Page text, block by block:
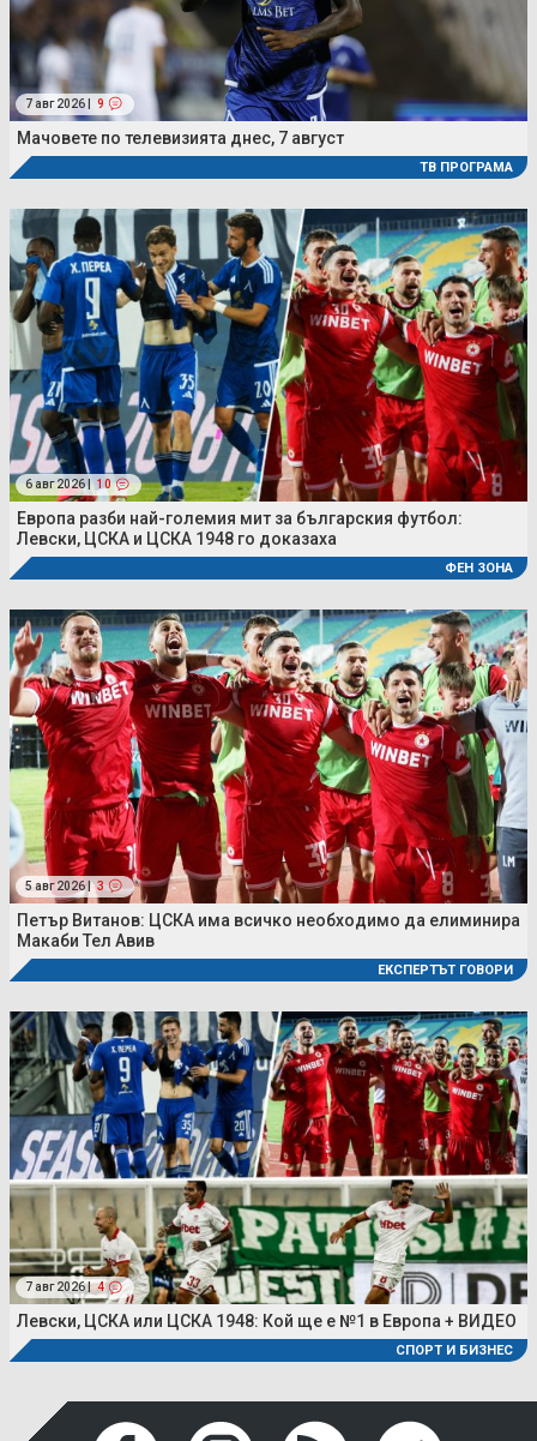
7 авг 2026 | 9
Мачовете по телевизията днес, 7 август
ТВ ПРОГРАМА
6 авг 2026 | 10
Европа разби най-големия мит за българския футбол:
Левски, ЦСКА и ЦСКА 1948 го доказаха
ФЕН ЗОНА
5 авг 2026 | 3
Петър Витанов: ЦСКА има всичко необходимо да елиминира
Макаби Тел Авив
ЕКСПЕРТЪТ ГОВОРИ
7 авг 2026 | 4
Левски, ЦСКА или ЦСКА 1948: Кой ще е №1 в Европа + ВИДЕО
СПОРТ И БИЗНЕС